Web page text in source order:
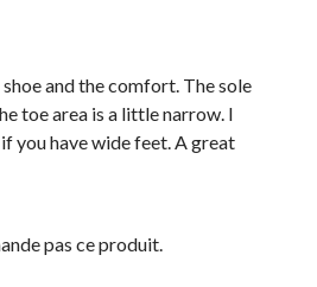
and the comfort. The sole
toe area is a little narrow. I
you have wide feet. A great
pas ce produit.